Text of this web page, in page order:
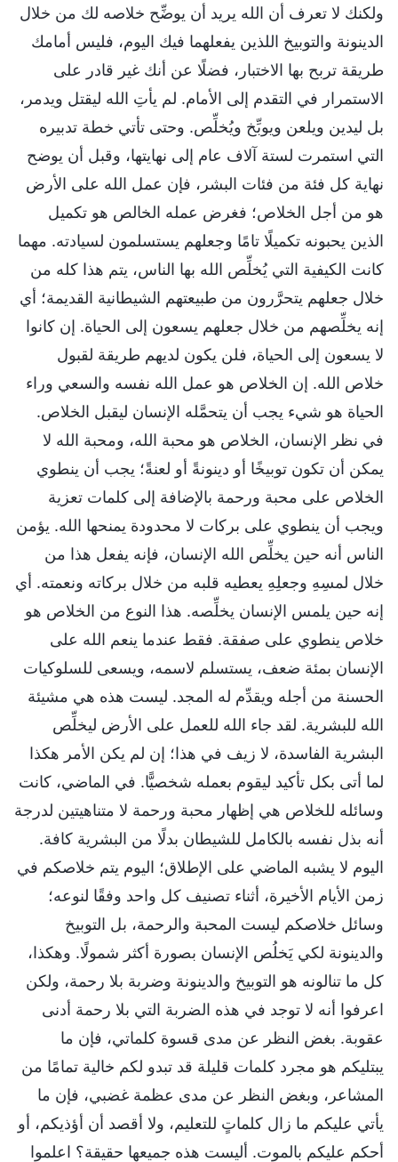
ولكنك لا تعرف أن الله يريد أن يوضِّح خلاصه لك من خلال
الدينونة والتوبيخ اللذين يفعلهما فيك اليوم، فليس أمامك
طريقة تربح بها الاختبار، فضلًا عن أنك غير قادر على
الاستمرار في التقدم إلى الأمام. لم يأتِ الله ليقتل ويدمر،
بل ليدين ويلعن ويوبِّخ ويُخلِّص. وحتى تأتي خطة تدبيره
التي استمرت لستة آلاف عام إلى نهايتها، وقبل أن يوضح
نهاية كل فئة من فئات البشر، فإن عمل الله على الأرض
هو من أجل الخلاص؛ فغرض عمله الخالص هو تكميل
الذين يحبونه تكميلًا تامًا وجعلهم يستسلمون لسيادته. مهما
كانت الكيفية التي يُخلِّص الله بها الناس، يتم هذا كله من
خلال جعلهم يتحرَّرون من طبيعتهم الشيطانية القديمة؛ أي
إنه يخلِّصهم من خلال جعلهم يسعون إلى الحياة. إن كانوا
لا يسعون إلى الحياة، فلن يكون لديهم طريقة لقبول
خلاص الله. إن الخلاص هو عمل الله نفسه والسعي وراء
الحياة هو شيء يجب أن يتحمَّله الإنسان ليقبل الخلاص.
في نظر الإنسان، الخلاص هو محبة الله، ومحبة الله لا
يمكن أن تكون توبيخًا أو دينونةً أو لعنةً؛ يجب أن ينطوي
الخلاص على محبة ورحمة بالإضافة إلى كلمات تعزية
ويجب أن ينطوي على بركات لا محدودة يمنحها الله. يؤمن
الناس أنه حين يخلِّص الله الإنسان، فإنه يفعل هذا من
خلال لمسِهِ وجعلِهِ يعطيه قلبه من خلال بركاته ونعمته. أي
إنه حين يلمس الإنسان يخلِّصه. هذا النوع من الخلاص هو
خلاص ينطوي على صفقة. فقط عندما ينعم الله على
الإنسان بمئة ضعف، يستسلم لاسمه، ويسعى للسلوكيات
الحسنة من أجله ويقدِّم له المجد. ليست هذه هي مشيئة
الله للبشرية. لقد جاء الله للعمل على الأرض ليخلِّص
البشرية الفاسدة، لا زيف في هذا؛ إن لم يكن الأمر هكذا
لما أتى بكل تأكيد ليقوم بعمله شخصيًّا. في الماضي، كانت
وسائله للخلاص هي إظهار محبة ورحمة لا متناهيتين لدرجة
أنه بذل نفسه بالكامل للشيطان بدلًا من البشرية كافة.
اليوم لا يشبه الماضي على الإطلاق؛ اليوم يتم خلاصكم في
زمن الأيام الأخيرة، أثناء تصنيف كل واحد وفقًا لنوعه؛
وسائل خلاصكم ليست المحبة والرحمة، بل التوبيخ
والدينونة لكي يَخلُص الإنسان بصورة أكثر شمولًا. وهكذا،
كل ما تنالونه هو التوبيخ والدينونة وضربة بلا رحمة، ولكن
اعرفوا أنه لا توجد في هذه الضربة التي بلا رحمة أدنى
عقوبة. بغض النظر عن مدى قسوة كلماتي، فإن ما
يبتليكم هو مجرد كلمات قليلة قد تبدو لكم خالية تمامًا من
المشاعر، وبغض النظر عن مدى عظمة غضبي، فإن ما
يأتي عليكم ما زال كلماتٍ للتعليم، ولا أقصد أن أؤذيكم، أو
أحكم عليكم بالموت. أليست هذه جميعها حقيقة؟ اعلموا